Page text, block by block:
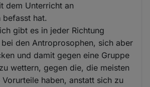
dem Unterricht an
hat.
gibt es in jeder Richtung
bei den Antroprosophen, sich aber
und damit gegen eine Gruppe
wettern, gegen die, die meisten
haben, anstatt sich zu